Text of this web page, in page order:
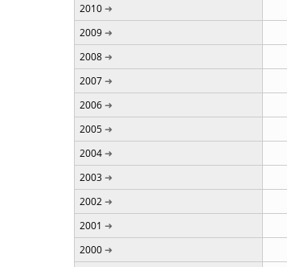
2010
2009
2008
2007
2006
2005
2004
2003
2002
2001
2000